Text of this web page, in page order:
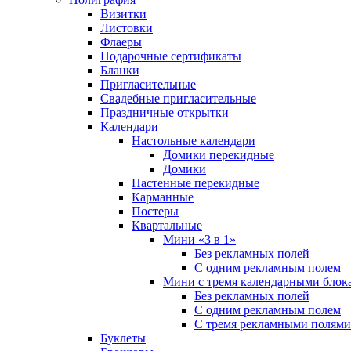
Визитки
Листовки
Флаеры
Подарочные сертификаты
Бланки
Пригласительные
Свадебные пригласительные
Праздничные открытки
Календари
Настольные календари
Домики перекидные
Домики
Настенные перекидные
Карманные
Постеры
Квартальные
Мини «3 в 1»
Без рекламных полей
С одним рекламным полем
Мини с тремя календарными
Без рекламных полей
С одним рекламным полем
С тремя рекламными полями
Буклеты